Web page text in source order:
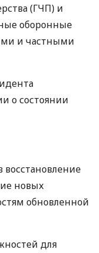
(ГЧП) и
оборонные
и частными
о состоянии
новых
обновленной
для